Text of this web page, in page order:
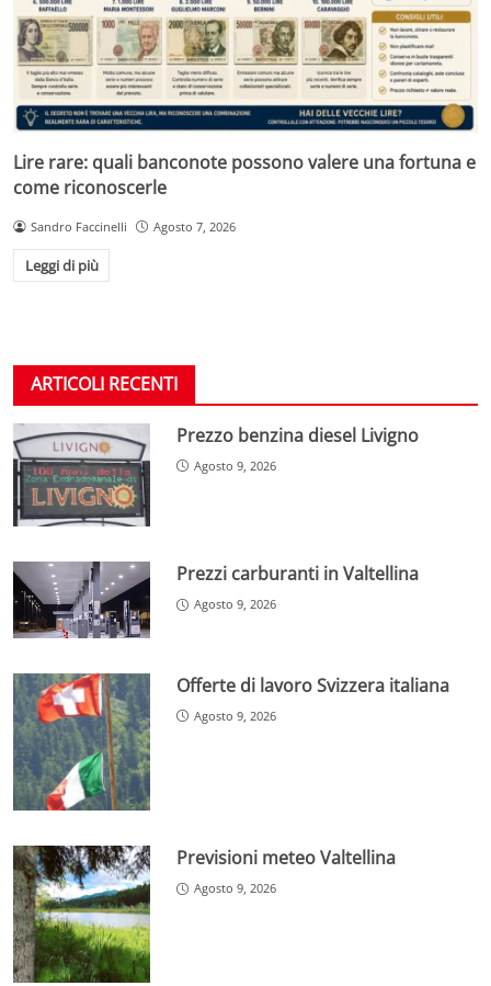
Lire rare: quali banconote possono valere una fortuna e
come riconoscerle
Sandro Faccinelli Agosto 7, 2026
Leggi di più
ARTICOLI RECENTI
Prezzo benzina diesel Livigno
Agosto 9, 2026
Prezzi carburanti in Valtellina
Agosto 9, 2026
Offerte di lavoro Svizzera italiana
Agosto 9, 2026
Previsioni meteo Valtellina
Agosto 9, 2026